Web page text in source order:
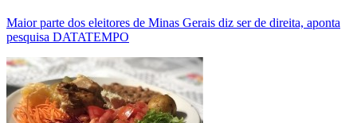
Maior parte dos eleitores de Minas Gerais diz ser de direita, aponta
pesquisa DATATEMPO